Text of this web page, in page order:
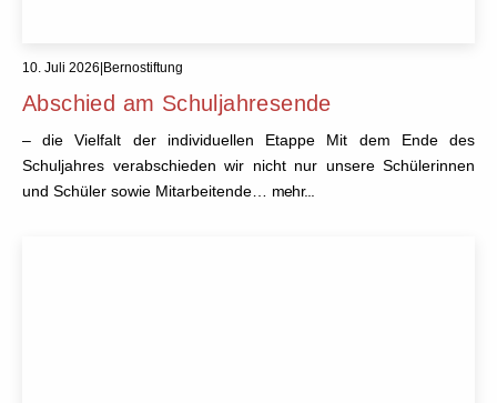
10. Juli 2026|Bernostiftung
Abschied am Schuljahresende
– die Vielfalt der individuellen Etappe Mit dem Ende des
Schuljahres verabschieden wir nicht nur unsere Schülerinnen
und Schüler sowie Mitarbeitende… mehr...